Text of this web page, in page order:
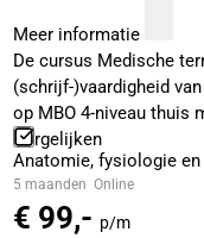
Meer informatie
De cursus Medische
(schrijf-)vaardigheid
op MBO 4-niveau thuis
Vergelijken
Anatomie, fysiologie
5 maanden Online
€ 99,- p/m